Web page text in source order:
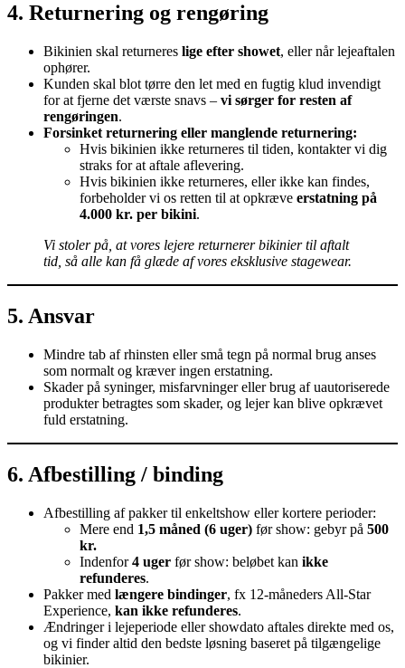
4. Returnering og rengøring
Bikinien skal returneres lige efter showet, eller når lejeaftalen
ophører.
Kunden skal blot tørre den let med en fugtig klud invendigt
for at fjerne det værste snavs – vi sørger for resten af
rengøringen.
Forsinket returnering eller manglende returnering:
Hvis bikinien ikke returneres til tiden, kontakter vi dig
straks for at aftale aflevering.
Hvis bikinien ikke returneres, eller ikke kan findes,
forbeholder vi os retten til at opkræve erstatning på
4.000 kr. per bikini.
Vi stoler på, at vores lejere returnerer bikinier til aftalt
tid, så alle kan få glæde af vores eksklusive stagewear.
5. Ansvar
Mindre tab af rhinsten eller små tegn på normal brug anses
som normalt og kræver ingen erstatning.
Skader på syninger, misfarvninger eller brug af uautoriserede
produkter betragtes som skader, og lejer kan blive opkrævet
fuld erstatning.
6. Afbestilling / binding
Afbestilling af pakker til enkeltshow eller kortere perioder:
Mere end 1,5 måned (6 uger) før show: gebyr på 500
kr.
Indenfor4 uger før show: beløbet kan ikke
refunderes.
Pakker med længere bindinger, fx 12-måneders All-Star
Experience, kan ikke refunderes.
Ændringer i lejeperiode eller showdato aftales direkte med os,
og vi finder altid den bedste løsning baseret på tilgængelige
bikinier.